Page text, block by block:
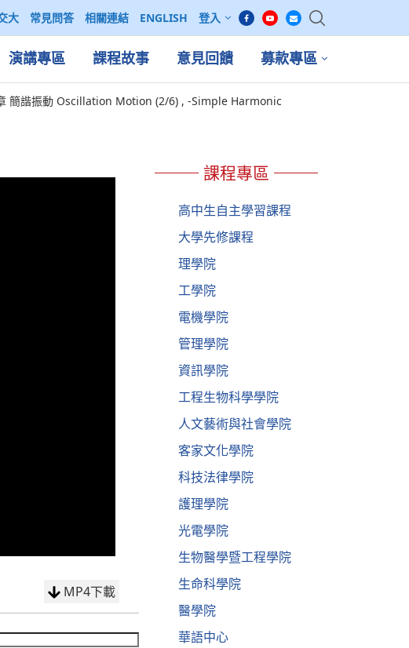
大 常見問答 相關連結 ENGLISH 登入
演講專區 課程故事 意見回饋 募款專區
簡諧振動 Oscillation Motion (2/6) , -Simple Harmonic
MP4下載
課程專區
高中生自主學習課程
大學先修課程
理學院
工學院
電機學院
管理學院
資訊學院
工程生物科學學院
人文藝術與社會學院
客家文化學院
科技法律學院
護理學院
光電學院
生物醫學暨工程學院
生命科學院
醫學院
華語中心